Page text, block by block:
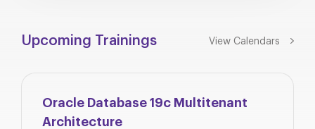
Upcoming Trainings View Calendars
Oracle Database 19c Multitenant
Architecture